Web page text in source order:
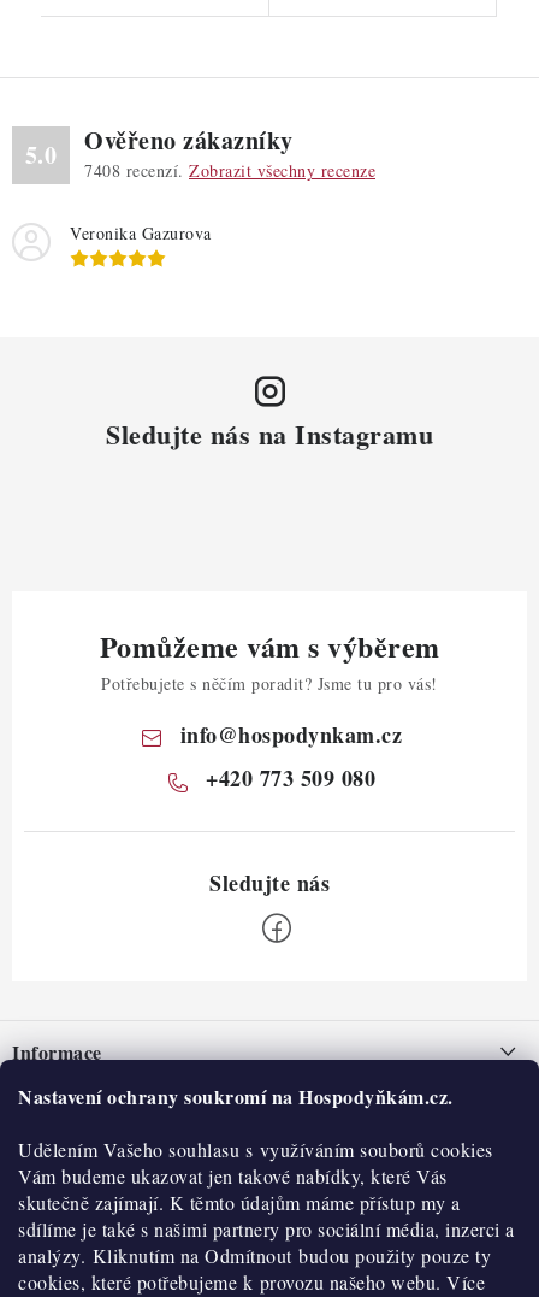
Nastavení ochrany soukromí na Hospodyňkám.cz.
Udělením Vašeho souhlasu s využíváním souborů cookies
Vám budeme ukazovat jen takové nabídky, které Vás
skutečně zajímají. K těmto údajům máme přístup my a
sdílíme je také s našimi partnery pro sociální média, inzerci a
analýzy. Kliknutím na Odmítnout budou použity pouze ty
cookies, které potřebujeme k provozu našeho webu. Více
5.0 Ověřeno zákazníky
7408 recenzí. Zobrazit všechny recenze
Veronika Gazurova
Sledujte nás na Instagramu
Pomůžeme vám s výběrem
Potřebujete s něčím poradit? Jsme tu pro vás!
info@hospodynkam.cz
+420 773 509 080
pInformace
Nepřevzetí zásilky na dobírku
Obchodní podmínky
Hodnocení obchodu
Blog
Moje objednávka
O nás
Historie
Kontakty
O nákupu
Reklamace a vratky
Výdejní místa